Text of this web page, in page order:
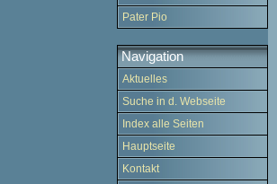
Pater Pio
Navigation
Aktuelles
Suche in d. Webseite
Index alle Seiten
Hauptseite
Kontakt